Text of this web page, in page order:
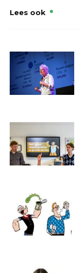
Lees ook